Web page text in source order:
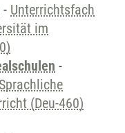
- Unterrichtsfach
im
-
Sprachliche
(Deu-460)